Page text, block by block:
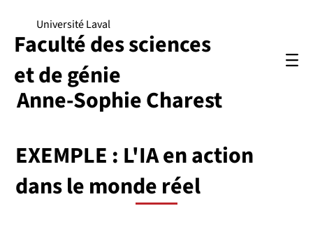
Anne-Sophie Charest
Université Laval
Faculté des sciences
et de génie
EXEMPLE : L'IA en action
dans le monde réel